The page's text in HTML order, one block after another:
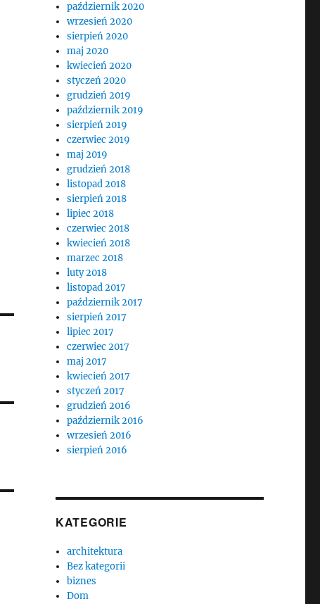
październik 2020
wrzesień 2020
sierpień 2020
maj 2020
kwiecień 2020
styczeń 2020
grudzień 2019
październik 2019
sierpień 2019
czerwiec 2019
maj 2019
grudzień 2018
listopad 2018
sierpień 2018
lipiec 2018
czerwiec 2018
kwiecień 2018
marzec 2018
luty 2018
listopad 2017
październik 2017
sierpień 2017
lipiec 2017
czerwiec 2017
maj 2017
kwiecień 2017
styczeń 2017
grudzień 2016
październik 2016
wrzesień 2016
sierpień 2016
KATEGORIE
architektura
Bez kategorii
biznes
Dom